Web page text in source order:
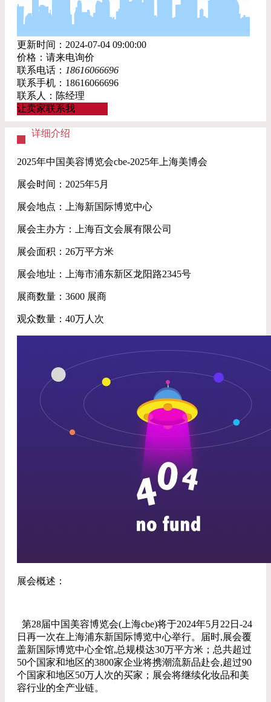
更新时间：2024-07-04 09:00:00
价格：请来电询价
联系电话： 18616066696
联系手机：18616066696
联系人：陈经理
让卖家联系我
详细介绍
2025年中国美容博览会cbe-2025年上海美博会
展会时间：2025年5月
展会地点：上海新国际博览中心
展会主办方：上海百文会展有限公司
展会面积：26万平方米
展会地址：上海市浦东新区龙阳路2345号
展商数量：3600 展商
观众数量：40万人次
展会概述：
第28届中国美容博览会(上海cbe)将于2024年5月22日-24
日再一次在上海浦东新国际博览中心举行。届时,展会覆
盖新国际博览中心全馆,总规模达30万平方米；总共超过
50个国家和地区的3800家企业将携潮流新品赴会,超过90
个国家和地区50万人次的买家；展会将继续化妆品和美
容行业的全产业链。